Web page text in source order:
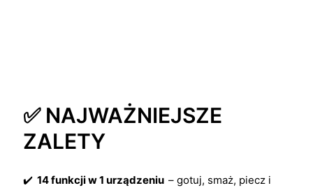
✅ NAJWAŻNIEJSZE
ZALETY
✔️ 14 funkcji w 1 urządzeniu – gotuj, smaż, piecz i